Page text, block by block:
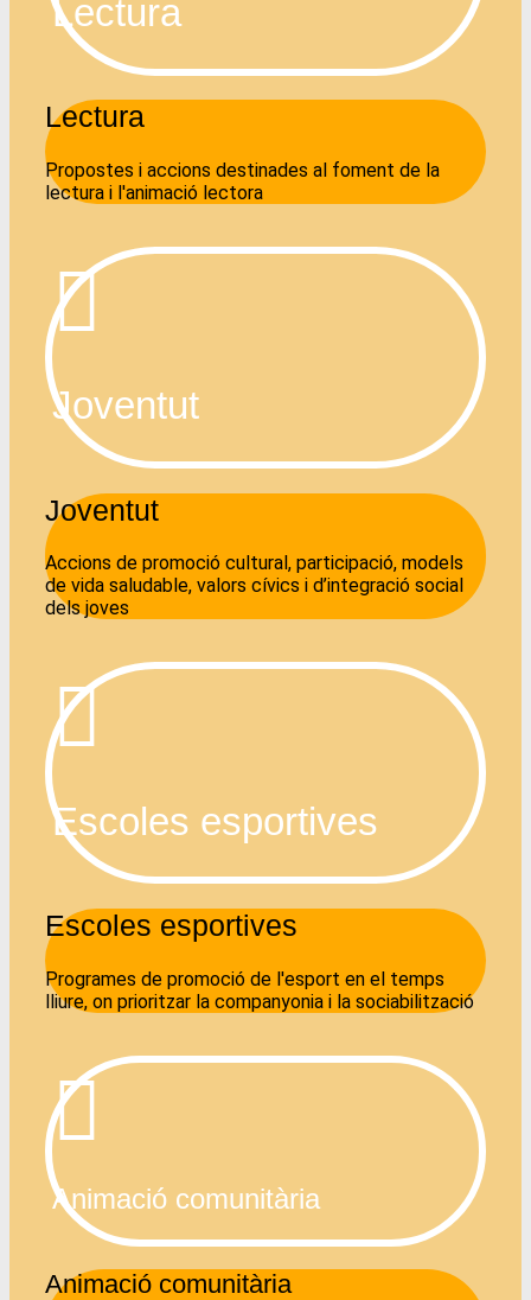
Lectura
Lectura
Propostes i accions destinades al foment de la
lectura i l'animació lectora
Joventut
Joventut
Accions de promoció cultural, participació, models
de vida saludable, valors cívics i d’integració social
dels joves
Escoles esportives
Escoles esportives
Programes de promoció de l'esport en el temps
lliure, on prioritzar la companyonia i la sociabilització
Animació comunitària
Animació comunitària